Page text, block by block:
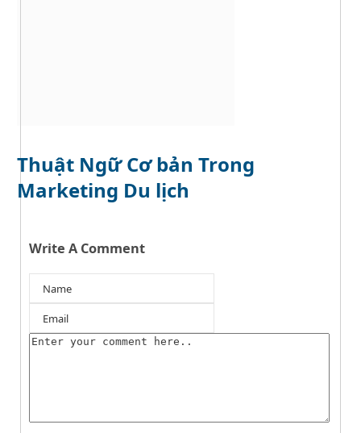
Thuật Ngữ Cơ bản Trong
Marketing Du lịch
Write A Comment